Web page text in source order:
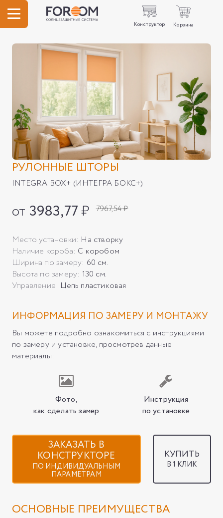
Конструктор Корзина
РУЛОННЫЕ ШТОРЫ
INTEGRA BOX+ (ИНТЕГРА БОКС+)
от 3983,77₽ 7967,54 ₽
Место установки: На створку
Наличие короба: С коробом
Ширина по замеру: 60 см.
Высота по замеру: 130 см.
Управление: Цепь пластиковая
ИНФОРМАЦИЯ ПО ЗАМЕРУ И МОНТАЖУ
Вы можете подробно ознакомиться с инструкциями
по замеру и установке, просмотрев данные
материалы:
Фото,
как сделать замер
Инструкция
по установке
ЗАКАЗАТЬ В
КОНСТРУКТОРЕ
ПО ИНДИВИДУАЛЬНЫМ
ПАРАМЕТРАМ
КУПИТЬ
В 1 КЛИК
ОСНОВНЫЕ ПРЕИМУЩЕСТВА